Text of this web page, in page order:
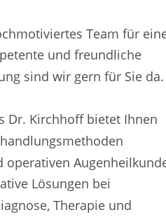
Team für
und freundliche
sind wir gern für Sie
Dr. Kirchhoff bietet Ihnen
operativen
Lösungen bei
Therapie und